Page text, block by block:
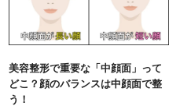
美容整形で重要な「中顔面」って
どこ？顔のバランスは中顔面で整
う！